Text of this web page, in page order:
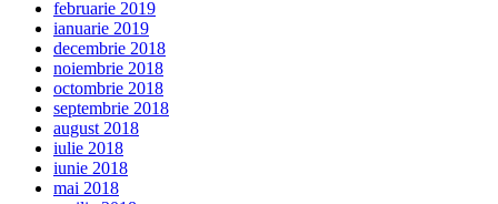
februarie 2019
ianuarie 2019
decembrie 2018
noiembrie 2018
octombrie 2018
septembrie 2018
august 2018
iulie 2018
iunie 2018
mai 2018